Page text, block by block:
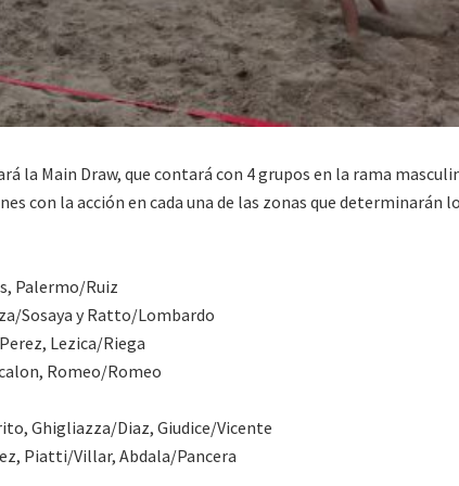
la Main Draw, que contará con 4 grupos en la rama
con la acción en cada una de las zonas que
Palermo/Ruiz
Sosaya y Ratto/Lombardo
Lezica/Riega
Romeo/Romeo
Ghigliazza/Diaz, Giudice/Vicente
Piatti/Villar, Abdala/Pancera